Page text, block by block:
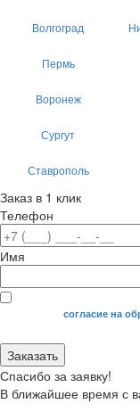
Волгоград
Пермь
Воронеж
Сургут
Ставрополь
Заказ в 1 клик
Телефон
Имя
Я даю своесогласие на
Заказать
Спасибо за заявку!
В ближайшее время с